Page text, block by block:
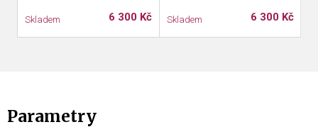
Skladem 6 300 Kč Skladem 6 300 Kč
Parametry